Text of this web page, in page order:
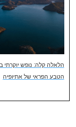
הלאלה קלה: נופש יוקרתי
הטבע הפראי של אתיופיה